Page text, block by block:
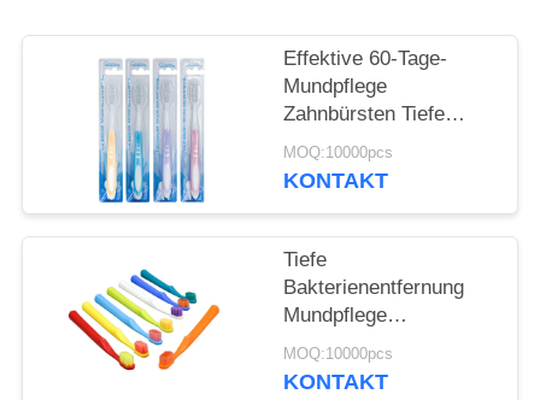
DATENSCHUTZ-
BESTIMMUNGEN
Effektive 60-Tage-
Mundpflege
Zahnbürsten Tiefe
Bakterienentfernung
Sanfte Reinigung
MOQ:10000pcs
KONTAKT
Tiefe
Bakterienentfernung
Mundpflege
Zahnbürsten 350g
Weißpapierbox 60 Tage
MOQ:10000pcs
KONTAKT